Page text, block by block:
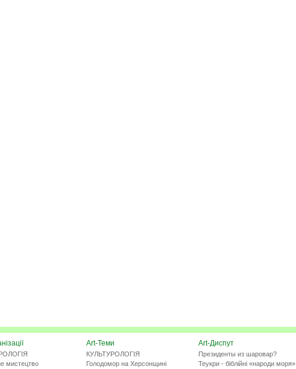
мистецтво
Art-Теми
КУЛЬТУРОЛОГІЯ
Голодомор на Херсонщині
Art-Диспут
Президенты из шаровар?
Теукри - біблійні «народи моря»